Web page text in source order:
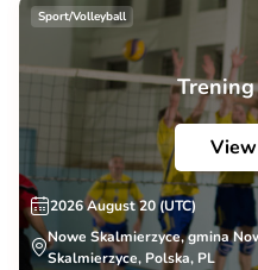
Sport/Volleyball
2026 August 20 (UTC)
Nowe Skalmierzyce, gmina
Skalmierzyce, Polska, PL